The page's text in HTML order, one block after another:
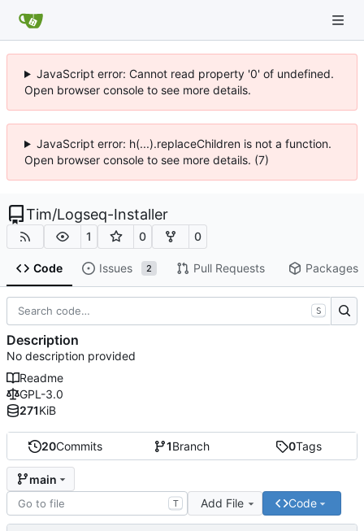
JavaScript error: Cannot read property '0' of undefined.
Open browser console to see more details.
JavaScript error: h(...).replaceChildren is not a function.
Open browser console to see more details. (7)
Tim/Logseq-Installer
1 0 0
Code Issues 2 Pull Requests Packages
20Commits 1Branch 0Tags
main
T Add File Code
S
Description
No description provided
Readme
GPL-3.0
271KiB